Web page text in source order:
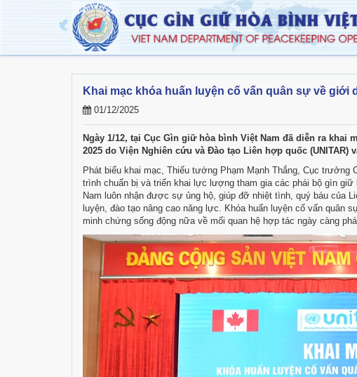
Khai mạc khóa huấn luyện cố vấn quân sự về giới
01/12/2025
Ngày 1/12, tại Cục Gìn giữ hòa bình Việt Nam đã diễn ra khai
2025 do Viện Nghiên cứu và Đào tạo Liên hợp quốc (UNITAR)
Phát biểu khai mạc, Thiếu tướng Phạm Mạnh Thắng, Cục trưởng
trình chuẩn bị và triển khai lực lượng tham gia các phái bộ gìn giữ
Nam luôn nhận được sự ủng hộ, giúp đỡ nhiệt tình, quý báu của
luyện, đào tạo nâng cao năng lực. Khóa huấn luyện cố vấn quân
minh chứng sống động nữa về mối quan hệ hợp tác ngày càng